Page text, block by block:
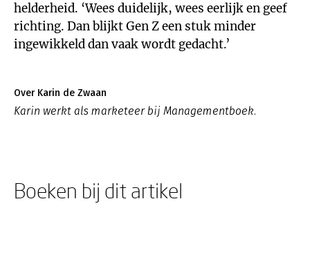
helderheid. ‘Wees duidelijk, wees eerlijk en geef
richting. Dan blijkt Gen Z een stuk minder
ingewikkeld dan vaak wordt gedacht.’
Over Karin de Zwaan
Karin werkt als marketeer bij Managementboek.
Boeken bij dit artikel